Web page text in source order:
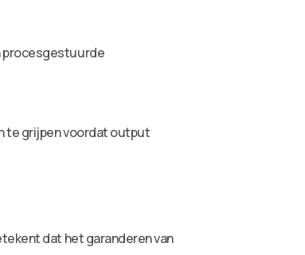
procesgestuurde
te grijpen voordat output
dat het garanderen van